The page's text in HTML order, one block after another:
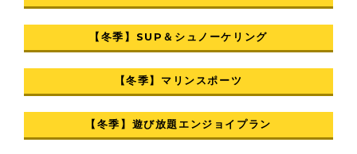
【冬季】SUP＆シュノーケリング
【冬季】マリンスポーツ
【冬季】遊び放題エンジョイプラン